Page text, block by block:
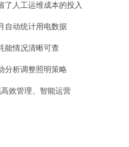
了人工运维成本的投入
自动统计用电数据
能情况清晰可查
分析调整照明策略
效管理、智能运营